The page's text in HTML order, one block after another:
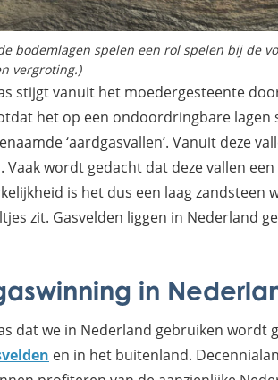
bodemlagen spelen een rol spelen bij de
vergroting.)
stijgt vanuit het moedergesteente
het op een ondoordringbare lagen
‘aardgasvallen’. Vanuit deze
Vaak wordt gedacht dat deze vallen
is het dus een laag zandsteen
zit. Gasvelden liggen in Nederland
in
dat we in Nederland gebruiken wordt
en in het buitenland.